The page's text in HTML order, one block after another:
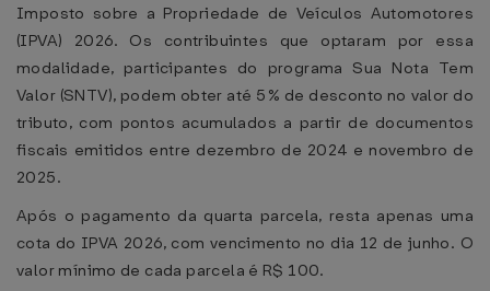
Imposto sobre a Propriedade de Veículos Automotores
(IPVA) 2026. Os contribuintes que optaram por essa
modalidade, participantes do programa Sua Nota Tem
Valor (SNTV), podem obter até 5% de desconto no valor do
tributo, com pontos acumulados a partir de documentos
fiscais emitidos entre dezembro de 2024 e novembro de
2025.
Após o pagamento da quarta parcela, resta apenas uma
cota do IPVA 2026, com vencimento no dia 12 de junho. O
valor mínimo de cada parcela é R$ 100.